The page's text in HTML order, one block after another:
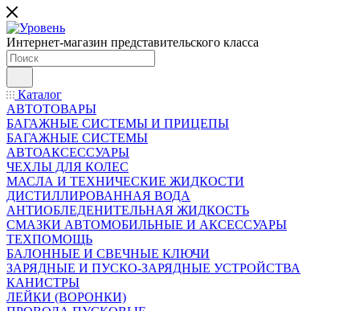
Интернет-магазин представительского класса
Каталог
АВТОТОВАРЫ
БАГАЖНЫЕ СИСТЕМЫ И ПРИЦЕПЫ
БАГАЖНЫЕ СИСТЕМЫ
АВТОАКСЕССУАРЫ
ЧЕХЛЫ ДЛЯ КОЛЕС
МАСЛА И ТЕХНИЧЕСКИЕ ЖИДКОСТИ
ДИСТИЛЛИРОВАННАЯ ВОДА
АНТИОБЛЕДЕНИТЕЛЬНАЯ ЖИДКОСТЬ
СМАЗКИ АВТОМОБИЛЬНЫЕ И АКСЕССУАРЫ
ТЕХПОМОЩЬ
БАЛОННЫЕ И СВЕЧНЫЕ КЛЮЧИ
ЗАРЯДНЫЕ И ПУСКО-ЗАРЯДНЫЕ УСТРОЙСТВА
КАНИСТРЫ
ЛЕЙКИ (ВОРОНКИ)